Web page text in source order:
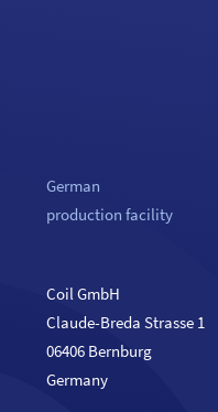
German
production facility
Coil GmbH
Claude-Breda Strasse 1
06406 Bernburg
Germany